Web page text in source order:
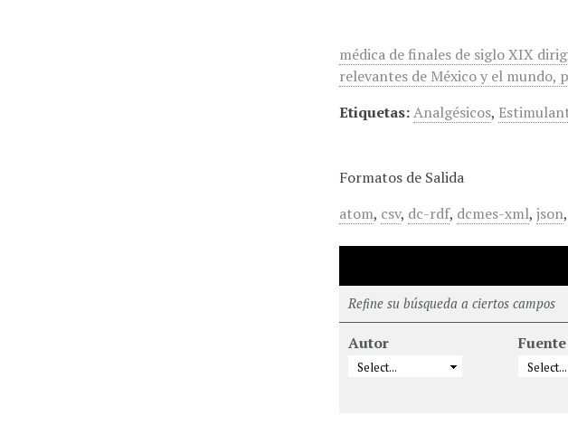
médica de finales de siglo XIX
relevantes de México y el mundo,
Etiquetas:Analgésicos,
Formatos de Salida
atom, csv, dc-rdf, dcmes-xml,json,
Refine su búsqueda a ciertos campos
Autor Fuente